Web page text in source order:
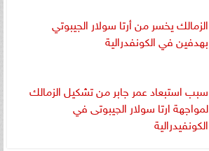
الزمالك يخسر من أرتا سولار الجيبوتي
بهدفين في الكونفدرالية
سبب استبعاد عمر جابر من تشكيل الزمالك
لمواجهة ارتا سولار الچيبوتى في
الكونفيدرالية